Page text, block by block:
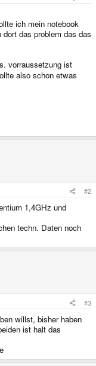
ich mein notebook
das problem das das
vorraussetzung ist
also schon etwas
#2
1,4GHz und
techn. Daten noch
#3
willst, bisher haben
ist halt das